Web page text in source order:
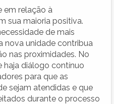
em relação à
sua maioria positiva.
de mais
nova unidade contribua
nas proximidades. No
haja diálogo contínuo
para que as
sejam atendidas e que
durante o processo